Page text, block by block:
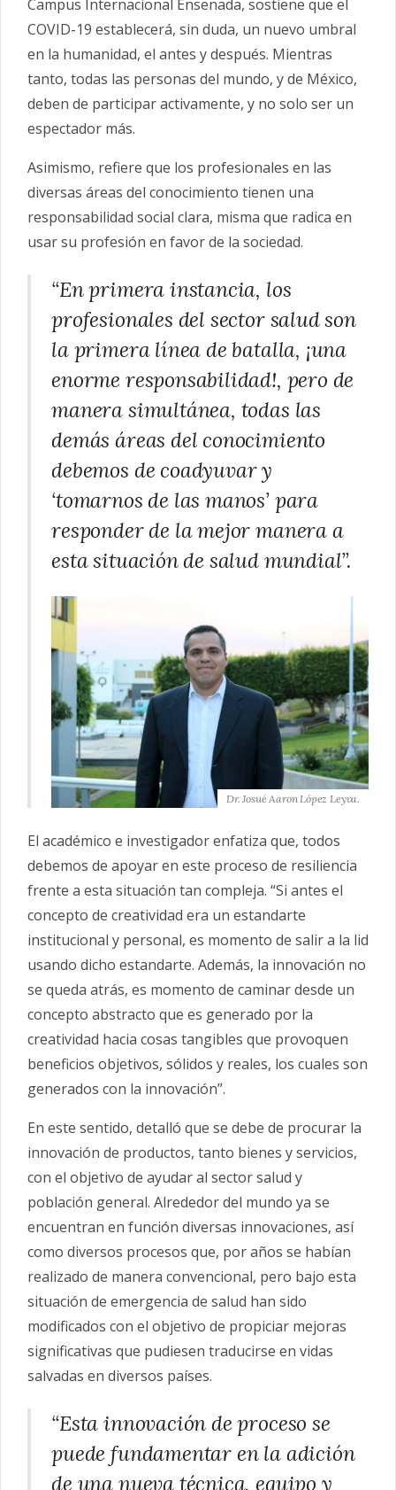
Campus Internacional Ensenada, sostiene que el
COVID-19 establecerá, sin duda, un nuevo umbral
en la humanidad, el antes y después. Mientras
tanto, todas las personas del mundo, y de México,
deben de participar activamente, y no solo ser un
espectador más.
Asimismo, refiere que los profesionales en las
diversas áreas del conocimiento tienen una
responsabilidad social clara, misma que radica en
usar su profesión en favor de la sociedad.
“En primera instancia, los
profesionales del sector salud son
la primera línea de batalla, ¡una
enorme responsabilidad!, pero de
manera simultánea, todas las
demás áreas del conocimiento
debemos de coadyuvar y
‘tomarnos de las manos’ para
responder de la mejor manera a
esta situación de salud mundial”.
Dr. Josué Aaron López Leyva.
El académico e investigador enfatiza que, todos
debemos de apoyar en este proceso de resiliencia
frente a esta situación tan compleja. “Si antes el
concepto de creatividad era un estandarte
institucional y personal, es momento de salir a la lid
usando dicho estandarte. Además, la innovación no
se queda atrás, es momento de caminar desde un
concepto abstracto que es generado por la
creatividad hacia cosas tangibles que provoquen
beneficios objetivos, sólidos y reales, los cuales son
generados con la innovación”.
En este sentido, detalló que se debe de procurar la
innovación de productos, tanto bienes y servicios,
con el objetivo de ayudar al sector salud y
población general. Alrededor del mundo ya se
encuentran en función diversas innovaciones, así
como diversos procesos que, por años se habían
realizado de manera convencional, pero bajo esta
situación de emergencia de salud han sido
modificados con el objetivo de propiciar mejoras
significativas que pudiesen traducirse en vidas
salvadas en diversos países.
“Esta innovación de proceso se
puede fundamentar en la adición
de una nueva técnica, equipo y